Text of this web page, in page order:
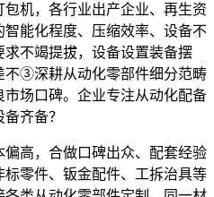
机，各行业出产企业、再生资
能化程度、压缩效率、设备不
不竭提拔，设备设置装备摆
不③深耕从动化零部件细分范畴
场口碑。企业专注从动化配备
齐备？
高，合做口碑出众、配套经验
零件、钣金配件、工拆治具等